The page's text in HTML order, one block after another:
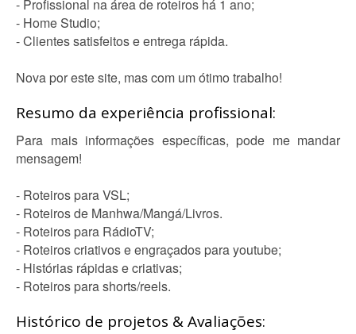
- Profissional na área de roteiros há 1 ano;
- Home Studio;
- Clientes satisfeitos e entrega rápida.
Nova por este site, mas com um ótimo trabalho!
Resumo da experiência profissional:
Para mais informações específicas, pode me mandar
mensagem!
- Roteiros para VSL;
- Roteiros de Manhwa/Mangá/Livros.
- Roteiros para RádioTV;
- Roteiros criativos e engraçados para youtube;
- Histórias rápidas e criativas;
- Roteiros para shorts/reels.
Histórico de projetos & Avaliações: